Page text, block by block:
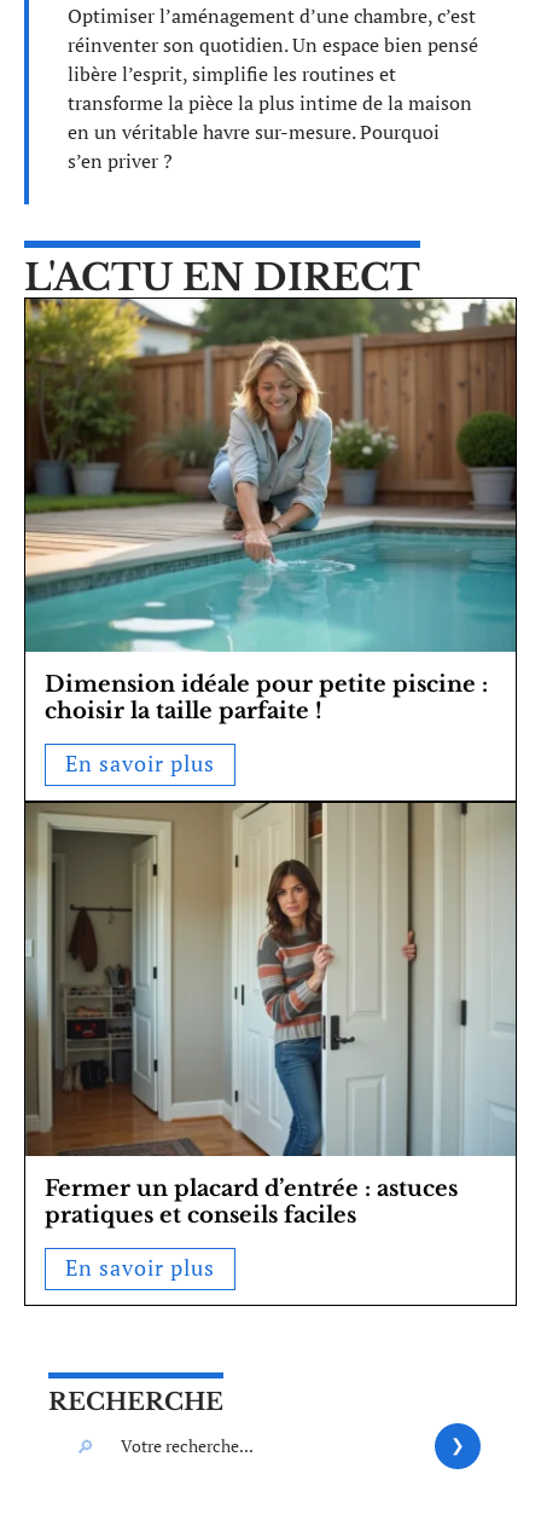
Optimiser l’aménagement d’une chambre, c’est
réinventer son quotidien. Un espace bien pensé
libère l’esprit, simplifie les routines et
transforme la pièce la plus intime de la maison
en un véritable havre sur-mesure. Pourquoi
s’en priver ?
L'ACTU EN DIRECT
Dimension idéale pour petite piscine :
choisir la taille parfaite !
En savoir plus
Fermer un placard d’entrée : astuces
pratiques et conseils faciles
En savoir plus
RECHERCHE